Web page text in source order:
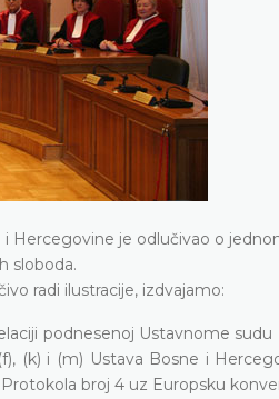
Hercegovine je odlučivao o
sloboda.
radi ilustracije, izdvajamo:
podnesenoj Ustavnome
(k) i (m) Ustava Bosne i
broj 4 uz Europsku